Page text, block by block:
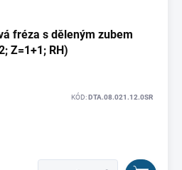
fréza s děleným zubem
Z=1+1; RH)
KÓD: DTA.08.021.12.0SR